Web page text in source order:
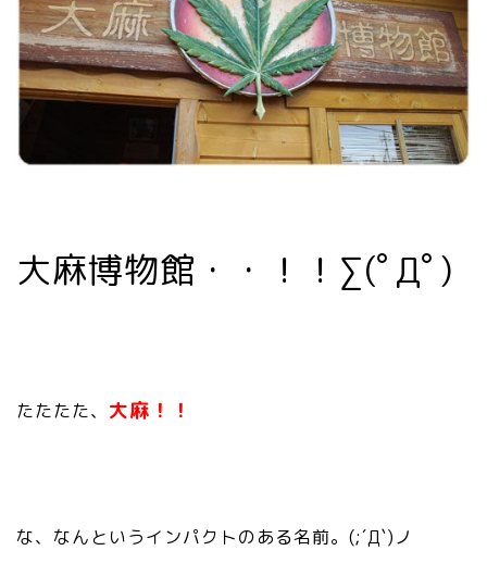
大麻博物館・・！！∑(ﾟДﾟ)
たたたた、 大麻！！
な、なんというインパクトのある名前。(;´Д`)ノ